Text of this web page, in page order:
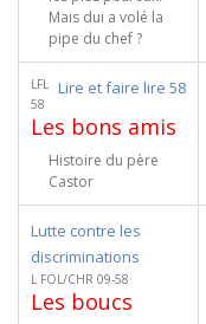
Mais dui a volé la
pipe du chef ?
Lire et faire lire 58
LFL
58
Les bons amis
Histoire du père
Castor
Lutte contre les
discriminations
L FOL/CHR 09-58
Les boucs